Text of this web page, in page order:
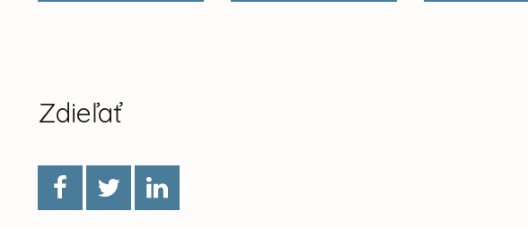
Zdieľať